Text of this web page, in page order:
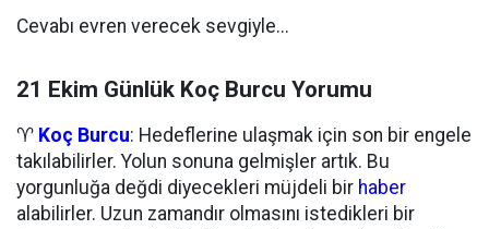
Cevabı evren verecek sevgiyle...
21 Ekim Günlük Koç Burcu Yorumu
♈ Koç Burcu: Hedeflerine ulaşmak için son bir engele
takılabilirler. Yolun sonuna gelmişler artık. Bu
yorgunluğa değdi diyecekleri müjdeli bir haber
alabilirler. Uzun zamandır olmasını istedikleri bir